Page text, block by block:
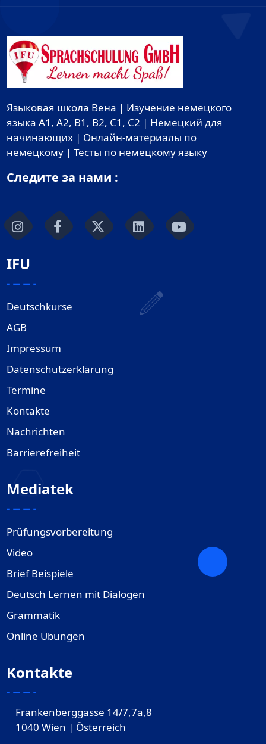
Языковая школа Вена | Изучение немецкого
языка A1, A2, B1, B2, C1, C2 | Немецкий для
начинающих | Онлайн-материалы по
немецкому | Тесты по немецкому языку
Следите за нами :
IFU
Deutschkurse
AGB
Impressum
Datenschutzerklärung
Termine
Kontakte
Nachrichten
Barrierefreiheit
Mediatek
Prüfungsvorbereitung
Video
Brief Beispiele
Deutsch Lernen mit Dialogen
Grammatik
Online Übungen
Kontakte
Frankenberggasse 14/7,7a,8
1040 Wien | Österreich